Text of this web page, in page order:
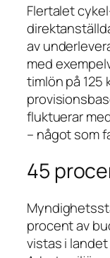
Flertalet
av
med
timlön på 125
fluktuerar
– något som
45
procent av
vistas i